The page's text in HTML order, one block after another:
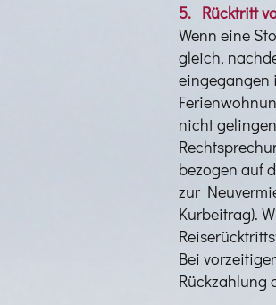
5. Rücktritt
Wenn eine
gleich,
eingegangen
nicht
bezogen auf
zur
Kurbeitrag).
Bei
Rückzahlung